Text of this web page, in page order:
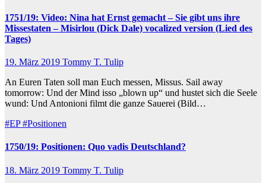
1751/19: Video: Nina hat Ernst gemacht – Sie gibt uns ihre
Missestaten – Misirlou (Dick Dale) vocalized version (Lied des
Tages)
19. März 2019 Tommy T. Tulip
An Euren Taten soll man Euch messen, Missus. Sail away
tomorrow: Und der Mind isso „blown up“ und hustet sich die Seele
wund: Und Antonioni filmt die ganze Sauerei (Bild…
#EP#Positionen
1750/19: Positionen: Quo vadis Deutschland?
18. März 2019 Tommy T. Tulip